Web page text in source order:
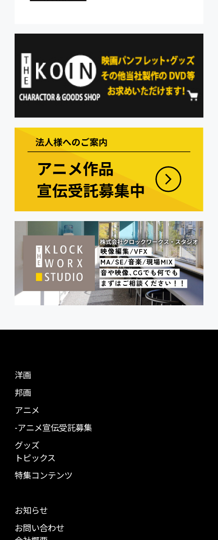
洋画
邦画
アニメ
-アニメ宣伝受託募集
グッズ
トピックス
特集コンテンツ
お知らせ
お問い合わせ